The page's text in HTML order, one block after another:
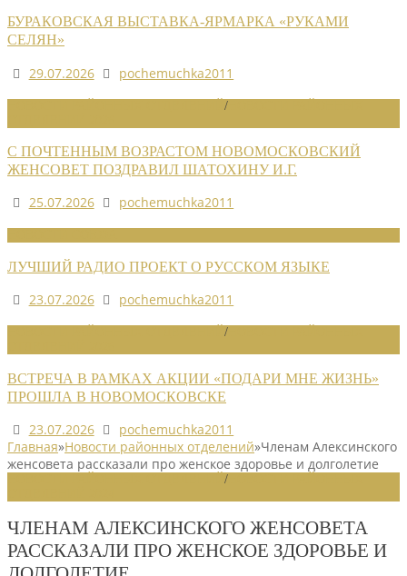
БУРАКОВСКАЯ ВЫСТАВКА-ЯРМАРКА «РУКАМИ
СЕЛЯН»
29.07.2026
pochemuchka2011
/
С ПОЧТЕННЫМ ВОЗРАСТОМ НОВОМОСКОВСКИЙ
ЖЕНСОВЕТ ПОЗДРАВИЛ ШАТОХИНУ И.Г.
25.07.2026
pochemuchka2011
ЛУЧШИЙ РАДИО ПРОЕКТ О РУССКОМ ЯЗЫКЕ
23.07.2026
pochemuchka2011
/
ВСТРЕЧА В РАМКАХ АКЦИИ «ПОДАРИ МНЕ ЖИЗНЬ»
ПРОШЛА В НОВОМОСКОВСКЕ
23.07.2026
pochemuchka2011
Главная»Новости районных отделений»Членам Алексинского
женсовета рассказали про женское здоровье и долголетие
/
ЧЛЕНАМ АЛЕКСИНСКОГО ЖЕНСОВЕТА
РАССКАЗАЛИ ПРО ЖЕНСКОЕ ЗДОРОВЬЕ И